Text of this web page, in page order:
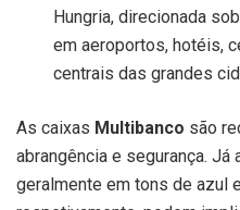
Hungria, direcionada
em aeroportos, hotéis,
centrais das grandes
As caixas Multibanco são
abrangência e segurança. Já
geralmente em tons de azul